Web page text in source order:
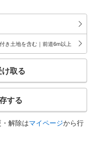
き土地を含む｜前道6m以上
取る
する
解除はマイページから行